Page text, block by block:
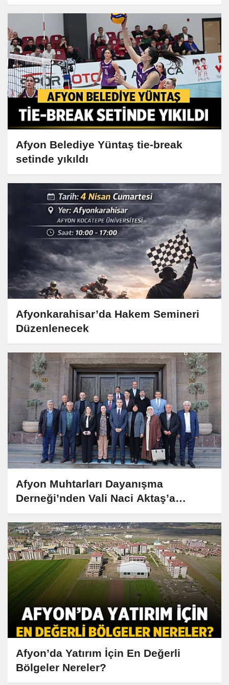
Afyon Belediye Yüntaş tie-break
setinde yıkıldı
Afyonkarahisar’da Hakem Semineri
Düzenlenecek
Afyon Muhtarları Dayanışma
Derneği’nden Vali Naci Aktaş’a
Anlamlı Ziyaret
Afyon’da Yatırım İçin En Değerli
Bölgeler Nereler?